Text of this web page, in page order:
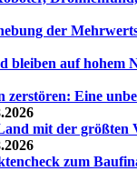
der
bleiben auf hohem
zerstören: Eine
mit der größten
zum